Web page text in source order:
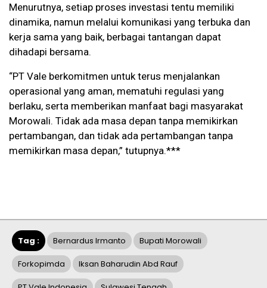
Menurutnya, setiap proses investasi tentu memiliki
dinamika, namun melalui komunikasi yang terbuka dan
kerja sama yang baik, berbagai tantangan dapat
dihadapi bersama.
“PT Vale berkomitmen untuk terus menjalankan
operasional yang aman, mematuhi regulasi yang
berlaku, serta memberikan manfaat bagi masyarakat
Morowali. Tidak ada masa depan tanpa memikirkan
pertambangan, dan tidak ada pertambangan tanpa
memikirkan masa depan,” tutupnya.***
Tag : Bernardus Irmanto Bupati Morowali
Forkopimda Iksan Baharudin Abd Rauf